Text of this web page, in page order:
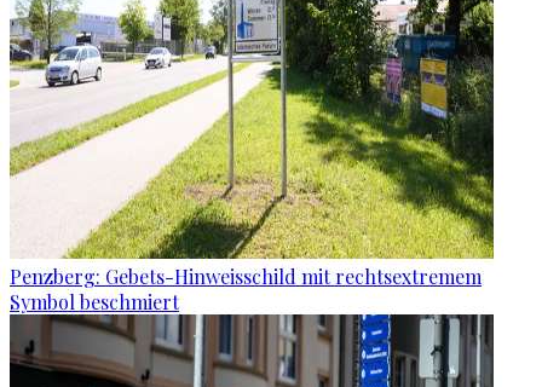
Penzberg: Gebets-Hinweisschild mit rechtsextremem
Symbol beschmiert